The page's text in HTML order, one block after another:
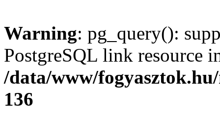
Warning: pg_query():
PostgreSQL link resource
/data/www/
136